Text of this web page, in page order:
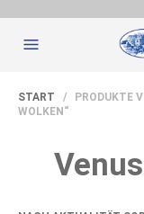
START / PRODUKTE
WOLKEN“